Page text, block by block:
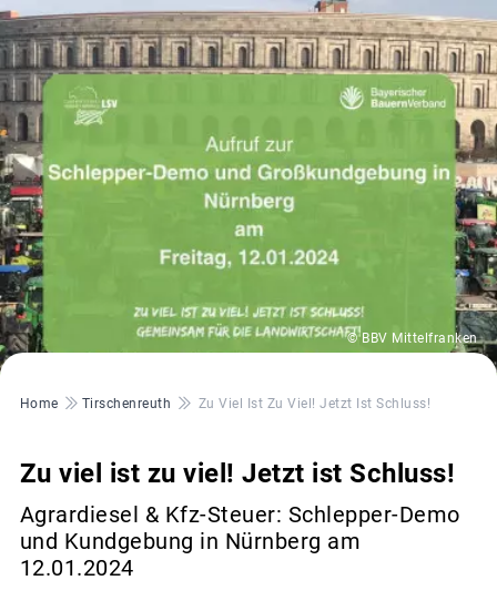
© BBV Mittelfranken
Pfadnavigation
Home Tirschenreuth Zu Viel Ist Zu Viel! Jetzt Ist Schluss!
Zu viel ist zu viel! Jetzt ist Schluss!
Agrardiesel & Kfz-Steuer: Schlepper-Demo
und Kundgebung in Nürnberg am
12.01.2024